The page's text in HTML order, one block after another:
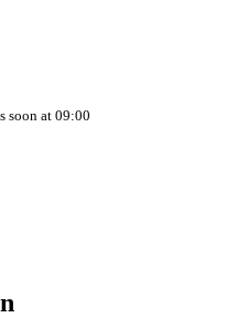
soon at 09:00